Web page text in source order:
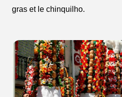
gras et le chinquilho.